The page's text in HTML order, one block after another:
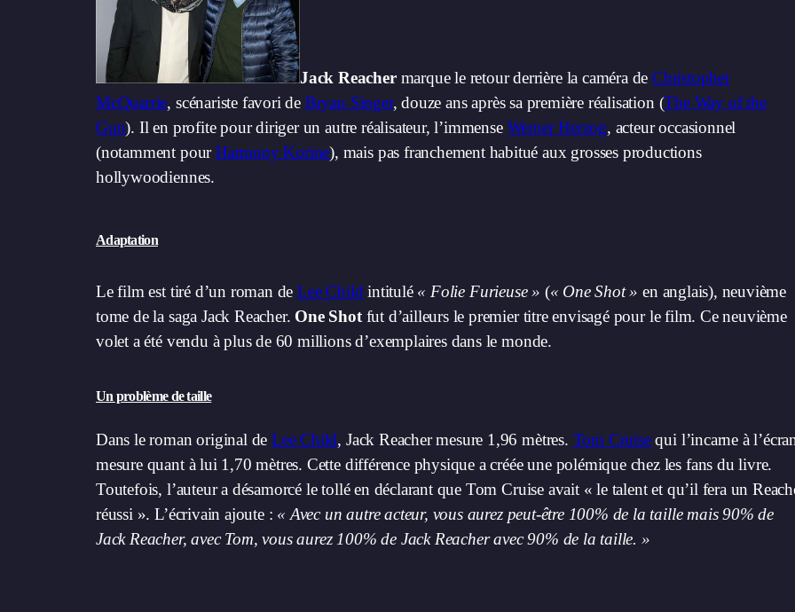
Jack Reachermarque le retour derrière la caméra deChristopher
McQuarrie, scénariste favori de Bryan Singer, douze ans après sa première réalisation (The Way of the
Gun). Il en profite pour diriger un autre réalisateur, l’immense Werner Herzog, acteur occasionnel
(notamment pourHarmony Korine), mais pas franchement habitué aux grosses productions
hollywoodiennes.
Adaptation
Le film est tiré d’un roman deLee Child intitulé « Folie Furieuse » (« One Shot » en anglais), neuvième
tome de la saga Jack Reacher. One Shotfut d’ailleurs le premier titre envisagé pour le film. Ce neuvième
volet a été vendu à plus de 60 millions d’exemplaires dans le monde.
Un problème de taille
Dans le roman original deLee Child, Jack Reacher mesure 1,96 mètres. Tom Cruisequi l’incarne à
mesure quant à lui 1,70 mètres. Cette différence physique a créée une polémique chez les fans du livre.
Toutefois, l’auteur a désamorcé le tollé en déclarant que Tom Cruise avait « le talent et qu’il fera un
réussi ». L’écrivain ajoute : « Avec un autre acteur, vous aurez peut-être 100% de la taille mais 90% de
Jack Reacher, avec Tom, vous aurez 100% de Jack Reacher avec 90% de la taille. »